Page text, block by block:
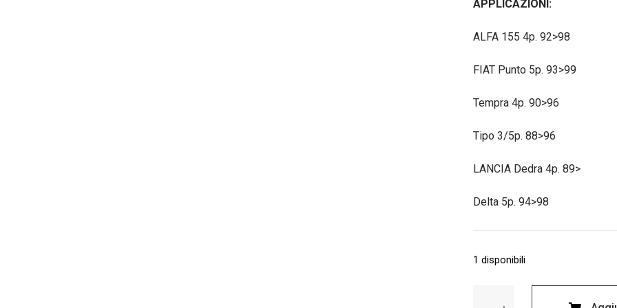
APPLICAZIONI:
ALFA 155 4p. 92>98
FIAT Punto 5p. 93>99
Tempra 4p. 90>96
Tipo 3/5p. 88>96
LANCIA Dedra 4p. 89>
Delta 5p. 94>98
1 disponibili